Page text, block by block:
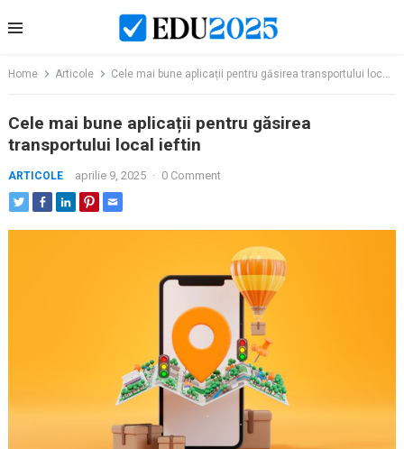
to
Home Articole Cele mai bune aplicații pentru găsirea transportului local ieftin
Cele mai bune aplicații pentru găsirea
transportului local ieftin
ARTICOLE aprilie 9, 2025 · 0 Comment